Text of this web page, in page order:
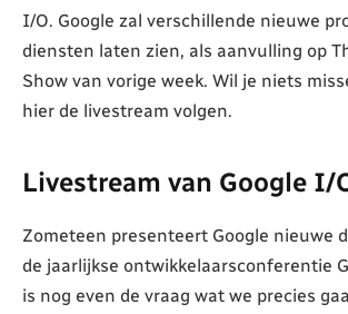
I/O. Google zal verschillende nieuwe
diensten laten zien, als aanvulling op
Show van vorige week. Wil je niets
hier de livestream volgen.
Livestream van Google I/
Zometeen presenteert Google nieuwe
de jaarlijkse ontwikkelaarsconferentie
is nog even de vraag wat we precies